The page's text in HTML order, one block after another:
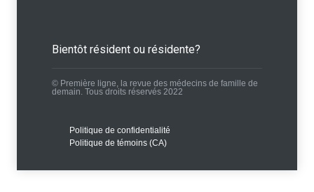
Bientôt résident ou résidente?
© Première ligne, la revue des médecins de famille de
demain. Tous droits réservés 2022
Politique de confidentialité
Politique de témoins (CA)